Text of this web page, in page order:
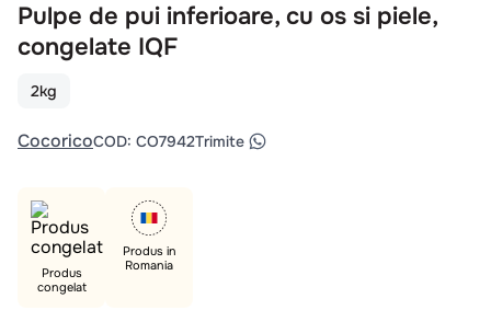
1. cartofi
2. piept pui
. pui
5. burger
. ceafa
aripi
croissant
Pulpe de pui inferioare, cu os si piele,
congelate IQF
2kg
CocoricoCOD: CO7942Trimite
Produs
congelat
Produs in
Romania